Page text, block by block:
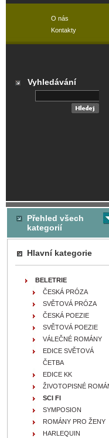
Přehled všech
kategorií
Hlavní kategorie
BELETRIE
ČESKÁ PRÓZA
SVĚTOVÁ PRÓZA
ČESKÁ POEZIE
SVĚTOVÁ POEZIE
VÁLEČNÉ ROMÁNY
EDICE SVĚTOVÁ
ČETBA
EDICE KK
ŽIVOTOPISNÉ
SCI FI
SYMPOSION
ROMÁNY PRO ŽENY
HARLEQUIN
O nás
Kontakty
Vyhledávání